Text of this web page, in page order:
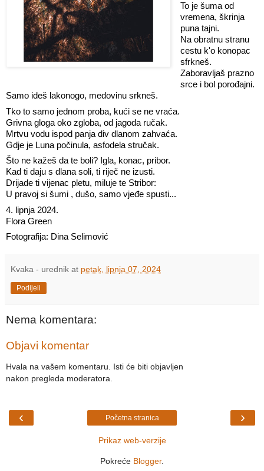
To je šuma od
vremena, škrinja
puna tajni.
Na obratnu stranu
cestu k'o konopac
sfrkneš.
Zaboravljaš prazno
srce i bol porođajni.
Samo ideš lakonogo, medovinu srkneš.
Tko to samo jednom proba, kući se ne vraća.
Grivna gloga oko zgloba, od jagoda ručak.
Mrtvu vodu ispod panja div dlanom zahvaća.
Gdje je Luna počinula, asfodela stručak.
Što ne kažeš da te boli? Igla, konac, pribor.
Kad ti daju s dlana soli, ti riječ ne izusti.
Drijade ti vijenac pletu, miluje te Stribor:
U pravoj si šumi , dušo, samo vjeđe spusti...
4. lipnja 2024.
Flora Green
Fotografija: Dina Selimović
Kvaka - urednik at petak, lipnja 07, 2024
Podijeli
Nema komentara:
Objavi komentar
Hvala na vašem komentaru. Isti će biti objavljen
nakon pregleda moderatora.
‹ ›
Početna stranica
Prikaz web-verzije
Pokreće Blogger.